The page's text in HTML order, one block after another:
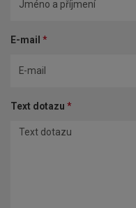
E-mail *
Text dotazu *